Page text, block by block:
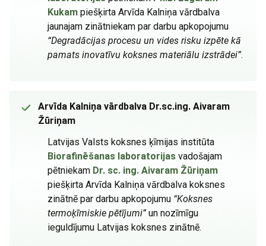
Kukam piešķirta Arvīda Kalniņa vārdbalva
jaunajam zinātniekam par darbu apkopojumu
“Degradācijas procesu un vides risku izpēte kā
pamats inovatīvu koksnes materiālu izstrādei”.
Arvīda Kalniņa vārdbalva Dr.sc.ing. Aivaram
Žūriņam
Latvijas Valsts koksnes ķīmijas institūta
Biorafinēšanas laboratorijas vadošajam
pētniekam Dr. sc. ing. Aivaram Žūriņam
piešķirta Arvīda Kalniņa vārdbalva koksnes
zinātnē par darbu apkopojumu “Koksnes
termoķīmiskie pētījumi”un nozīmīgu
ieguldījumu Latvijas koksnes zinātnē.